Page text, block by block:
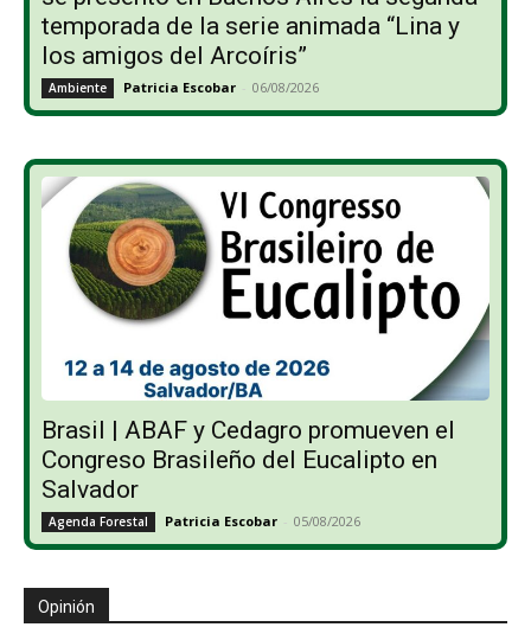
temporada de la serie animada “Lina y
los amigos del Arcoíris”
Ambiente Patricia Escobar - 06/08/2026
Brasil | ABAF y Cedagro promueven el
Congreso Brasileño del Eucalipto en
Salvador
Agenda Forestal Patricia Escobar - 05/08/2026
Opinión